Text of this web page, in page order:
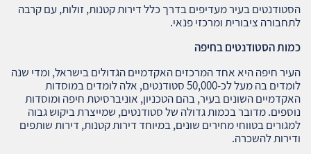
הסטודנטים בעיר מעדיפים בדרך כלל דירות קטנות, זולות, עם קרבה
לתחבורה ציבורית ומרכזי פנאי.
כמות הסטודנטים בחיפה
העיר חיפה היא אחד המרכזים האקדמיים הגדולים בישראל, ומדי שנה
לומדים בה מעל לכ-50,000 סטודנטים, אלה לומדים במוסדות
האקדמיים השונים בעיר, בהם הטכניון, אוניברסיטת חיפה ומוסדות
נוספים. מדובר בכמות גדולה של סטודנטים, שמייצרת ביקוש גבוה
למגורים בטווחי מחירים שונים, במיוחד דירות קטנות, דירות שותפים
ודירות להשכרה.